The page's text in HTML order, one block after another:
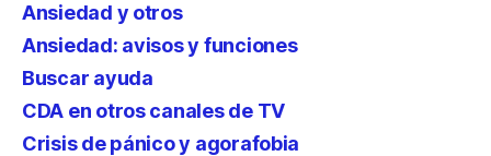
Ansiedad y otros
Ansiedad: avisos y funciones
Buscar ayuda
CDA en otros canales de TV
Crisis de pánico y agorafobia